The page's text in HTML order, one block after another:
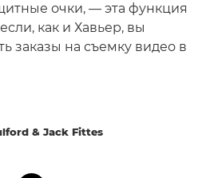
очки, — эта функция
как и Хавьер, вы
заказы на съемку видео в
& Jack Fittes